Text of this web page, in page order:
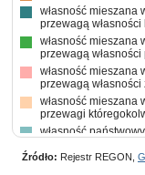
własność mieszana
przewagą
własność mieszana
przewagą
własność mieszana
przewagą
własność mieszana
przewagi
własność
własności sektora
Źródło: Rejestr REGON,